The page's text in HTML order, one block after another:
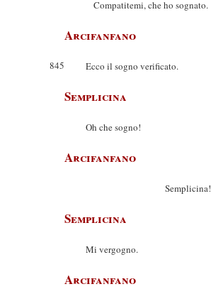
Compatitemi, che ho sognato.
Arcifanfano
845 Ecco il sogno verificato.
Semplicina
Oh che sogno!
Arcifanfano
Semplicina!
Semplicina
Mi vergogno.
Arcifanfano